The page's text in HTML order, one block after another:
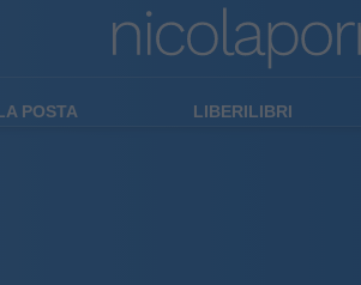
POSTA LIBERILIBRI